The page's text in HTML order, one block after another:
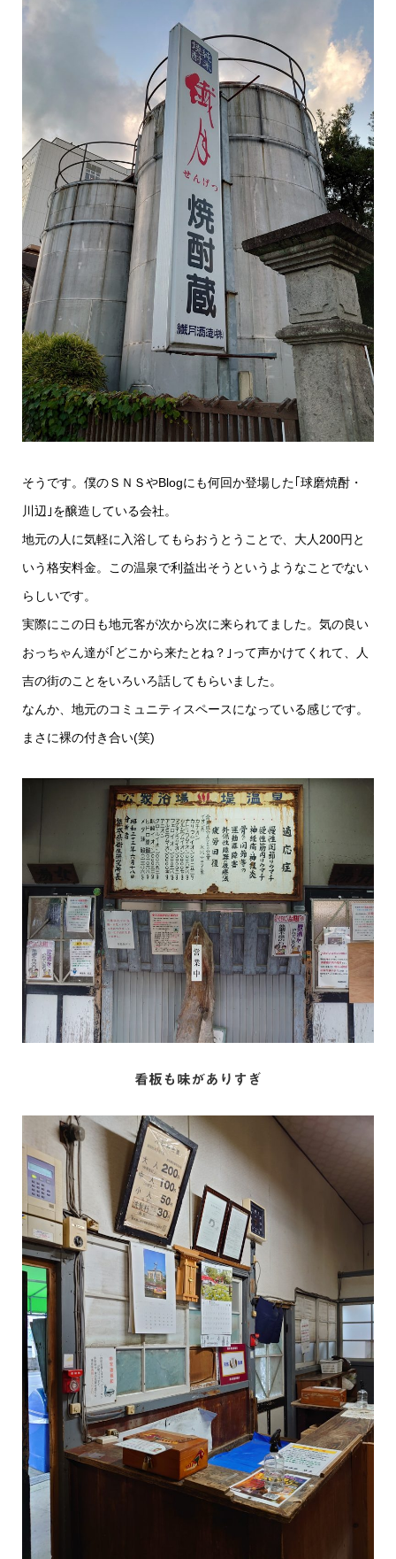
そうです。僕のＳＮＳやBlogにも何回か登場した｢球磨焼酎・
川辺｣を醸造している会社。
地元の人に気軽に入浴してもらおうとうことで、大人200円と
いう格安料金。この温泉で利益出そうというようなことでない
らしいです。
実際にこの日も地元客が次から次に来られてました。気の良い
おっちゃん達が｢どこから来たとね？｣って声かけてくれて、人
吉の街のことをいろいろ話してもらいました。
なんか、地元のコミュニティスペースになっている感じです。
まさに裸の付き合い(笑)
看板も味がありすぎ